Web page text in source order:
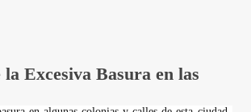
Excesiva Basura en las